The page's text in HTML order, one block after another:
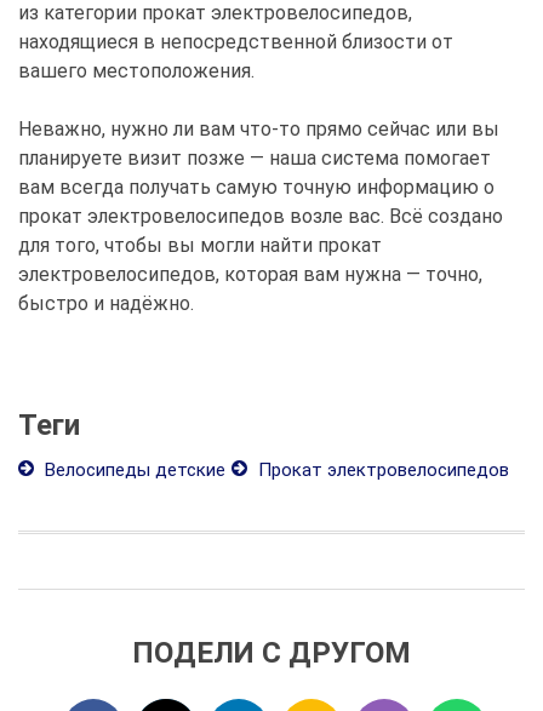
из категории прокат электровелосипедов,
находящиеся в непосредственной близости от
вашего местоположения.
Неважно, нужно ли вам что-то прямо сейчас или вы
планируете визит позже — наша система помогает
вам всегда получать самую точную информацию о
прокат электровелосипедов возле вас. Всё создано
для того, чтобы вы могли найти прокат
электровелосипедов, которая вам нужна — точно,
быстро и надёжно.
Теги
Велосипеды детские Прокат электровелосипедов
ПОДЕЛИ С ДРУГОМ